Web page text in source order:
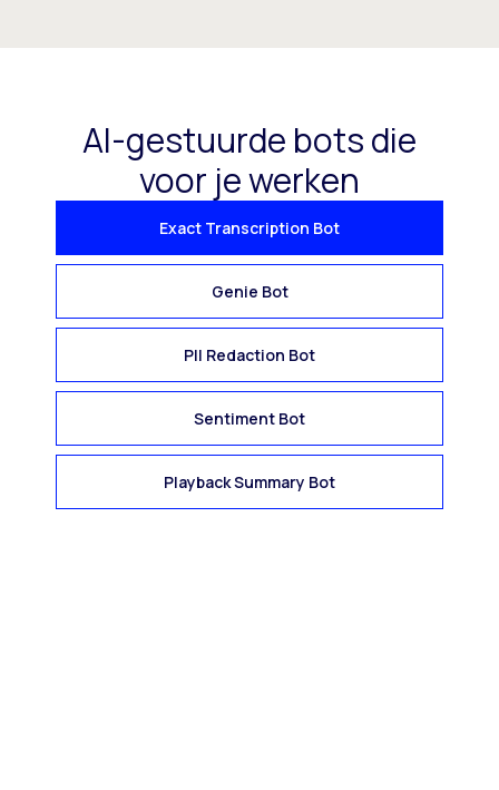
AI-gestuurde bots die
voor je werken
Exact Transcription Bot
Genie Bot
PII Redaction Bot
Sentiment Bot
Playback Summary Bot